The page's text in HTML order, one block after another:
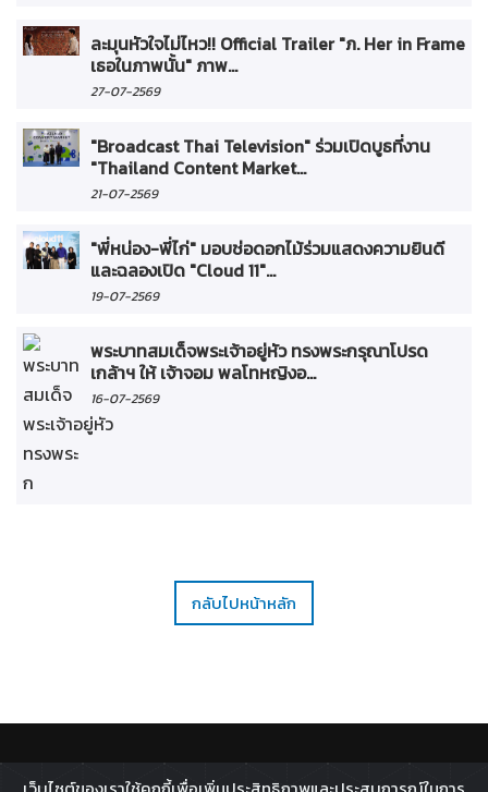
ละมุนหัวใจไม่ไหว!! Official Trailer "ภ. Her in Frame
เธอในภาพนั้น" ภาพ...
27-07-2569
"Broadcast Thai Television" ร่วมเปิดบูธที่งาน
"Thailand Content Market...
21-07-2569
"พี่หน่อง-พี่ไก่" มอบช่อดอกไม้ร่วมแสดงความยินดี
และฉลองเปิด "Cloud 11"...
19-07-2569
พระบาทสมเด็จพระเจ้าอยู่หัว ทรงพระกรุณาโปรด
เกล้าฯ ให้ เจ้าจอม พลโทหญิงอ...
16-07-2569
กลับไปหน้าหลัก